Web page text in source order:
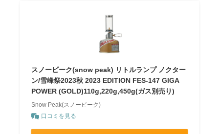
スノーピーク(snow peak) リトルランプ ノクター
ン/雪峰祭2023秋 2023 EDITION FES-147 GIGA
POWER (GOLD)110g,220g,450g(ガス別売り)
Snow Peak(スノーピーク)
口コミを見る